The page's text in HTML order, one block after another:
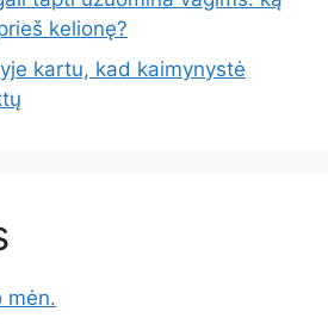
kelionę?
kartu, kad kaimynystė
mėn.